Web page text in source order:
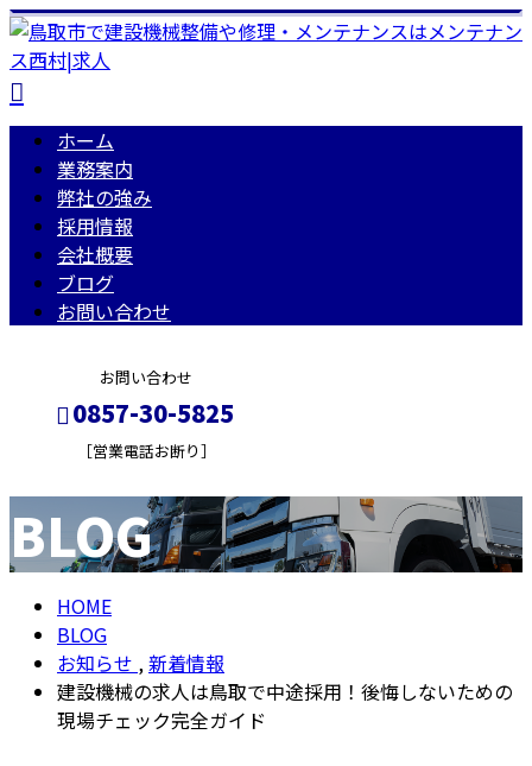
ホーム
業務案内
弊社の強み
採用情報
会社概要
ブログ
お問い合わせ
お問い合わせ
0857-30-5825
［営業電話お断り］
メールフォーム
BLOG
HOME
BLOG
お知らせ ,新着情報
建設機械の求人は鳥取で中途採用！後悔しないための
現場チェック完全ガイド